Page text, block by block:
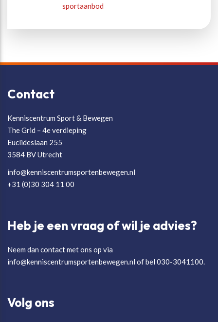
sportaanbod
Contact
Kenniscentrum Sport & Bewegen
The Grid – 4e verdieping
Euclideslaan 255
3584 BV Utrecht
info@kenniscentrumsportenbewegen.nl
+31 (0)30 304 11 00
Heb je een vraag of wil je advies?
Neem dan contact met ons op via
info@kenniscentrumsportenbewegen.nl of bel 030-3041100.
Volg ons